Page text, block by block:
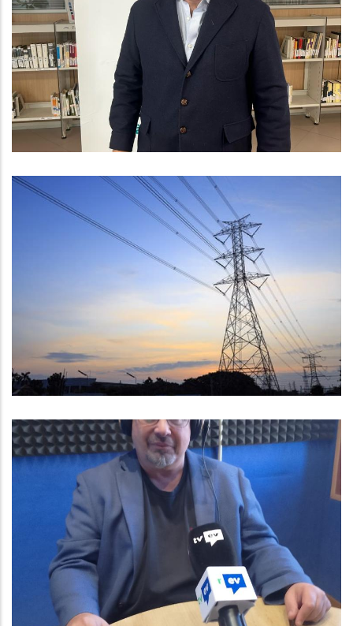
Entrevista Amb El Líder Del PP Al
Consell Comarcal
Recomanacions Per Les
Afectacions Provocades Per La
Gran Apagada Del
Subministrament Elèctric
Altres
Entrevista A Baltasar Santos,
Vicepresident I Conseller
Comarcal De Règim Intern